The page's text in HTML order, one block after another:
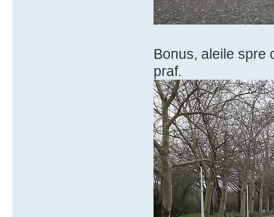
Bonus, aleile spre
praf.